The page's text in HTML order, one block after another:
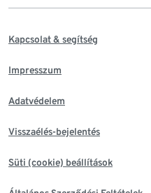
Kapcsolat & segítség
Impresszum
Adatvédelem
Visszaélés-bejelentés
Süti (cookie) beállítások